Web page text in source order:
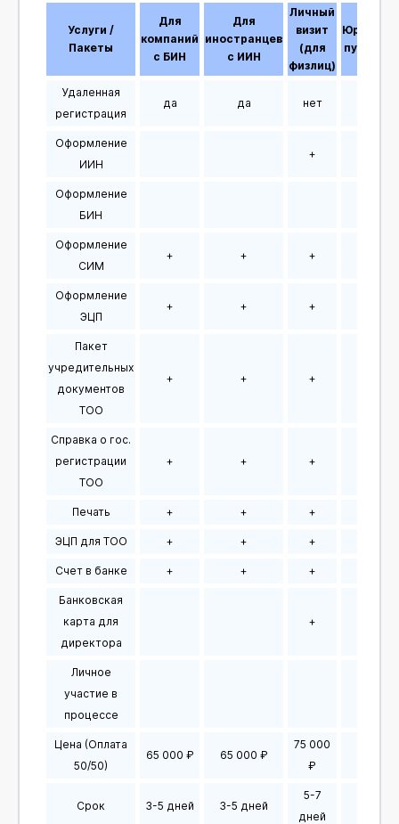
Услуги /
Пакеты
Для
компаний
с БИН
Для
иностранцев
с ИИН
Личный
визит
(для
физлиц)
Удаленная
регистрация
да да нет
Оформление
ИИН
+
Оформление
БИН
Оформление
СИМ
+ + +
Оформление
ЭЦП
+ + +
Пакет
учредительных
документов
ТОО
+ + +
Справка о гос.
регистрации
ТОО
+ + +
Печать + + +
ЭЦП для ТОО + + +
Счет в банке + + +
Банковская
карта для
директора
+
Личное
участие в
процессе
Цена (Оплата
50/50)
65 000 ₽ 65 000 ₽
75 000
₽
Срок 3-5 дней 3-5 дней
5-7
дней